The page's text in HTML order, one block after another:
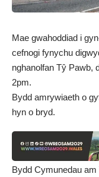
Mae gwahoddiad i
cefnogi fynychu
nghanolfan Tŷ Pawb,
2pm.
Bydd amrywiaeth o
hyn o bryd.
Bydd Cymunedau